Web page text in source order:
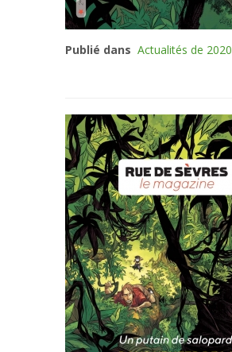
Publié dans Actualités de 2020